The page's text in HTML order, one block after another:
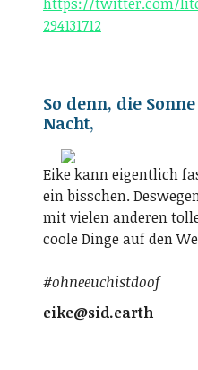
294131712
So denn, die
Nacht,
Eike kann eigentlich
ein bisschen.
mit vielen anderen
coole Dinge auf den
#ohneeuchistdoof
eike@sid.earth